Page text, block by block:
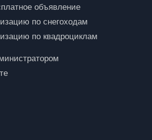
объявление
по снегоходам
по квадроциклам